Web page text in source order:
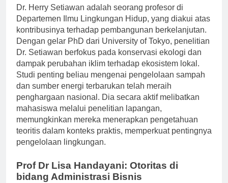
Dr. Herry Setiawan adalah seorang profesor di
Departemen Ilmu Lingkungan Hidup, yang diakui atas
kontribusinya terhadap pembangunan berkelanjutan.
Dengan gelar PhD dari University of Tokyo, penelitian
Dr. Setiawan berfokus pada konservasi ekologi dan
dampak perubahan iklim terhadap ekosistem lokal.
Studi penting beliau mengenai pengelolaan sampah
dan sumber energi terbarukan telah meraih
penghargaan nasional. Dia secara aktif melibatkan
mahasiswa melalui penelitian lapangan,
memungkinkan mereka menerapkan pengetahuan
teoritis dalam konteks praktis, memperkuat pentingnya
pengelolaan lingkungan.
Prof Dr Lisa Handayani: Otoritas di
bidang Administrasi Bisnis